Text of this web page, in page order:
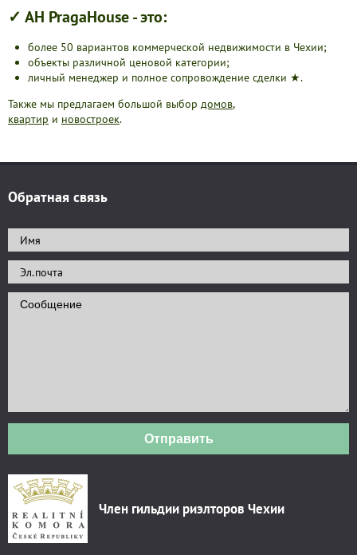
✓ АН PragaHouse - это:
более 50 вариантов коммерческой недвижимости в Чехии;
объекты различной ценовой категории;
личный менеджер и полное сопровождение сделки ★.
Также мы предлагаем большой выбор домов,
квартир и новостроек.
Обратная связь
Отправить
Член гильдии риэлторов Чехии